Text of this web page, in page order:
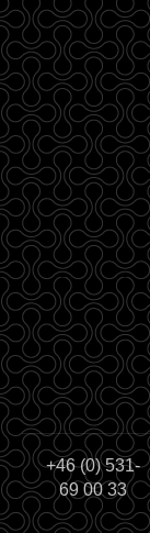
+46 (0) 531-
69 00 33